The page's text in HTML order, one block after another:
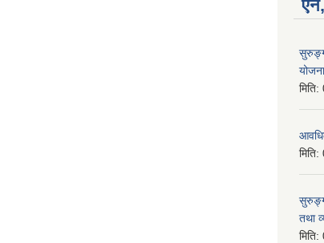
योजना
मिति:
मिति:
तथा
मिति: